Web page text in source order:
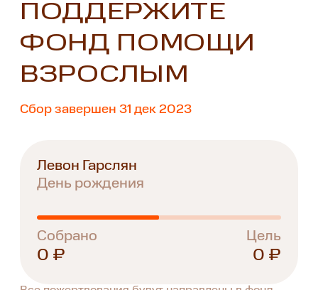
ПОДДЕРЖИТЕ
ФОНД ПОМОЩИ
ВЗРОСЛЫМ
Сбор завершен 31 дек 2023
Левон Гарслян
День рождения
Собрано
0 ₽
Цель
0 ₽